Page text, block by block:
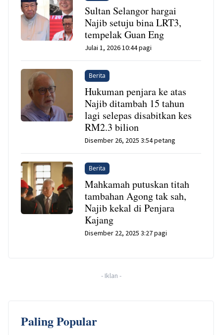
Sultan Selangor hargai
Najib setuju bina LRT3,
tempelak Guan Eng
Julai 1, 2026 10:44 pagi
Berita
Hukuman penjara ke atas
Najib ditambah 15 tahun
lagi selepas disabitkan kes
RM2.3 bilion
Disember 26, 2025 3:54 petang
Berita
Mahkamah putuskan titah
tambahan Agong tak sah,
Najib kekal di Penjara
Kajang
Disember 22, 2025 3:27 pagi
- Iklan -
Paling Popular